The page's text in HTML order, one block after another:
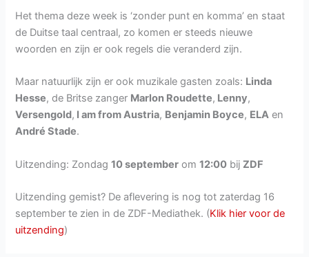
Het thema deze week is ‘zonder punt en komma’ en staat
de Duitse taal centraal, zo komen er steeds nieuwe
woorden en zijn er ook regels die veranderd zijn.
Maar natuurlijk zijn er ook muzikale gasten zoals: Linda
Hesse, de Britse zanger Marlon Roudette, Lenny,
Versengold, I am from Austria, Benjamin Boyce, ELA en
André Stade.
Uitzending: Zondag10 september om12:00 bijZDF
Uitzending gemist? De aflevering is nog tot zaterdag 16
september te zien in de ZDF-Mediathek. (Klik hier voor de
uitzending)